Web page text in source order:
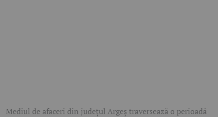
Mediul de afaceri din județul Argeș traversează o perioadă